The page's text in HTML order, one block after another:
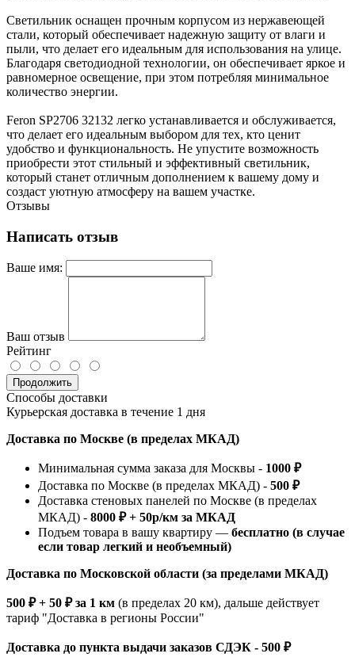
Светильник оснащен прочным корпусом из нержавеющей
стали, который обеспечивает надежную защиту от влаги и
пыли, что делает его идеальным для использования на улице.
Благодаря светодиодной технологии, он обеспечивает яркое и
равномерное освещение, при этом потребляя минимальное
количество энергии.
Feron SP2706 32132 легко устанавливается и обслуживается,
что делает его идеальным выбором для тех, кто ценит
удобство и функциональность. Не упустите возможность
приобрести этот стильный и эффективный светильник,
который станет отличным дополнением к вашему дому и
создаст уютную атмосферу на вашем участке.
Отзывы
Написать отзыв
Ваше имя:
Ваш отзыв
Рейтинг
Продолжить
Способы доставки
Курьерская доставка в течение 1 дня
Доставка по Москве (в пределах МКАД)
Минимальная сумма заказа для Москвы - 1000 ₽
Доставка по Москве (в пределах МКАД) - 500 ₽
Доставка стеновых панелей по Москве (в пределах
МКАД) - 8000 ₽ + 50р/км за МКАД
Подъем товара в вашу квартиру — бесплатно (в случае
если товар легкий и необъемный)
Доставка по Московской области (за пределами МКАД)
500 ₽ + 50 ₽ за 1 км (в пределах 20 км), дальше действует
тариф "Доставка в регионы России"
Доставка до пункта выдачи заказов СДЭК - 500 ₽